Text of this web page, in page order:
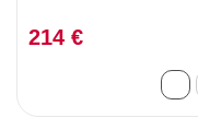
214 €